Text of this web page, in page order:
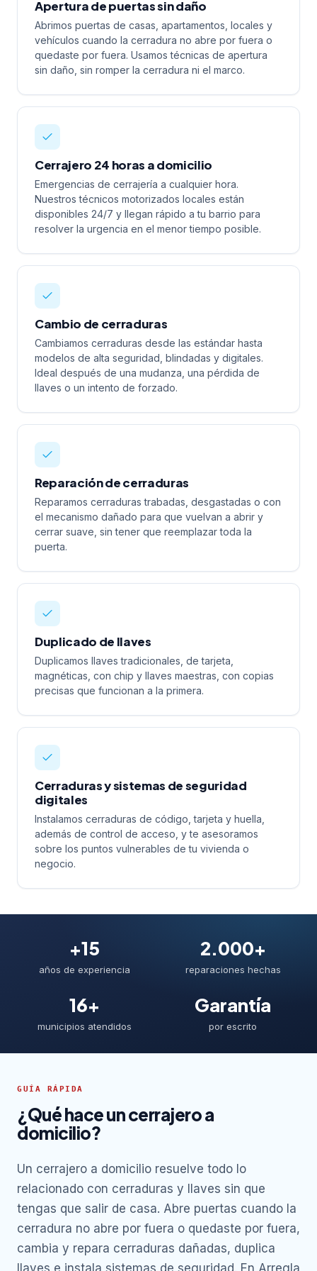
Apertura de puertas sin daño
Abrimos puertas de casas, apartamentos, locales y
vehículos cuando la cerradura no abre por fuera o
quedaste por fuera. Usamos técnicas de apertura
sin daño, sin romper la cerradura ni el marco.
Cerrajero 24 horas a domicilio
Emergencias de cerrajería a cualquier hora.
Nuestros técnicos motorizados locales están
disponibles 24/7 y llegan rápido a tu barrio para
resolver la urgencia en el menor tiempo posible.
Cambio de cerraduras
Cambiamos cerraduras desde las estándar hasta
modelos de alta seguridad, blindadas y digitales.
Ideal después de una mudanza, una pérdida de
llaves o un intento de forzado.
Reparación de cerraduras
Reparamos cerraduras trabadas, desgastadas o con
el mecanismo dañado para que vuelvan a abrir y
cerrar suave, sin tener que reemplazar toda la
puerta.
Duplicado de llaves
Duplicamos llaves tradicionales, de tarjeta,
magnéticas, con chip y llaves maestras, con copias
precisas que funcionan a la primera.
Cerraduras y sistemas de seguridad
digitales
Instalamos cerraduras de código, tarjeta y huella,
además de control de acceso, y te asesoramos
sobre los puntos vulnerables de tu vivienda o
negocio.
+15
años de experiencia
2.000+
reparaciones hechas
16+
municipios atendidos
Garantía
por escrito
GUÍA RÁPIDA
¿Qué hace un cerrajero a
domicilio?
Un cerrajero a domicilio resuelve todo lo
relacionado con cerraduras y llaves sin que
tengas que salir de casa. Abre puertas cuando la
cerradura no abre por fuera o quedaste por fuera,
cambia y repara cerraduras dañadas, duplica
llaves e instala sistemas de seguridad. En Arregla